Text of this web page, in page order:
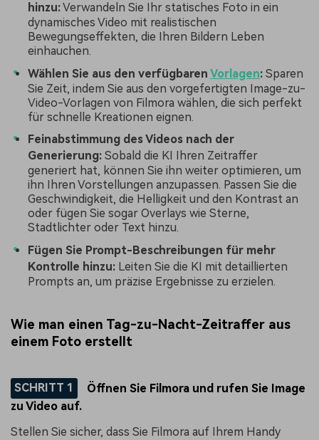
hinzu:Verwandeln Sie Ihr statisches Foto in ein
dynamisches Video mit realistischen
Bewegungseffekten, die Ihren Bildern Leben
einhauchen.
Wählen Sie aus den verfügbaren Vorlagen: Sparen
Sie Zeit, indem Sie aus den vorgefertigten Image-zu-
Video-Vorlagen von Filmora wählen, die sich perfekt
für schnelle Kreationen eignen.
Feinabstimmung des Videos nach der
Generierung: Sobald die KI Ihren Zeitraffer
generiert hat, können Sie ihn weiter optimieren, um
ihn Ihren Vorstellungen anzupassen. Passen Sie die
Geschwindigkeit, die Helligkeit und den Kontrast an
oder fügen Sie sogar Overlays wie Sterne,
Stadtlichter oder Text hinzu.
Fügen Sie Prompt-Beschreibungen für mehr
Kontrolle hinzu: Leiten Sie die KI mit detaillierten
Prompts an, um präzise Ergebnisse zu erzielen.
Wie man einen Tag-zu-Nacht-Zeitraffer aus
einem Foto erstellt
SCHRITT 1
Öffnen Sie Filmora und rufen Sie Image
zu Video auf.
Stellen Sie sicher, dass Sie Filmora auf Ihrem Handy